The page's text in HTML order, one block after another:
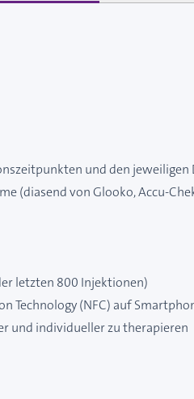
und den
(diasend von Glooko, Accu-
letzten 800 Injektionen)
Technology (NFC) auf
und individueller zu therapieren